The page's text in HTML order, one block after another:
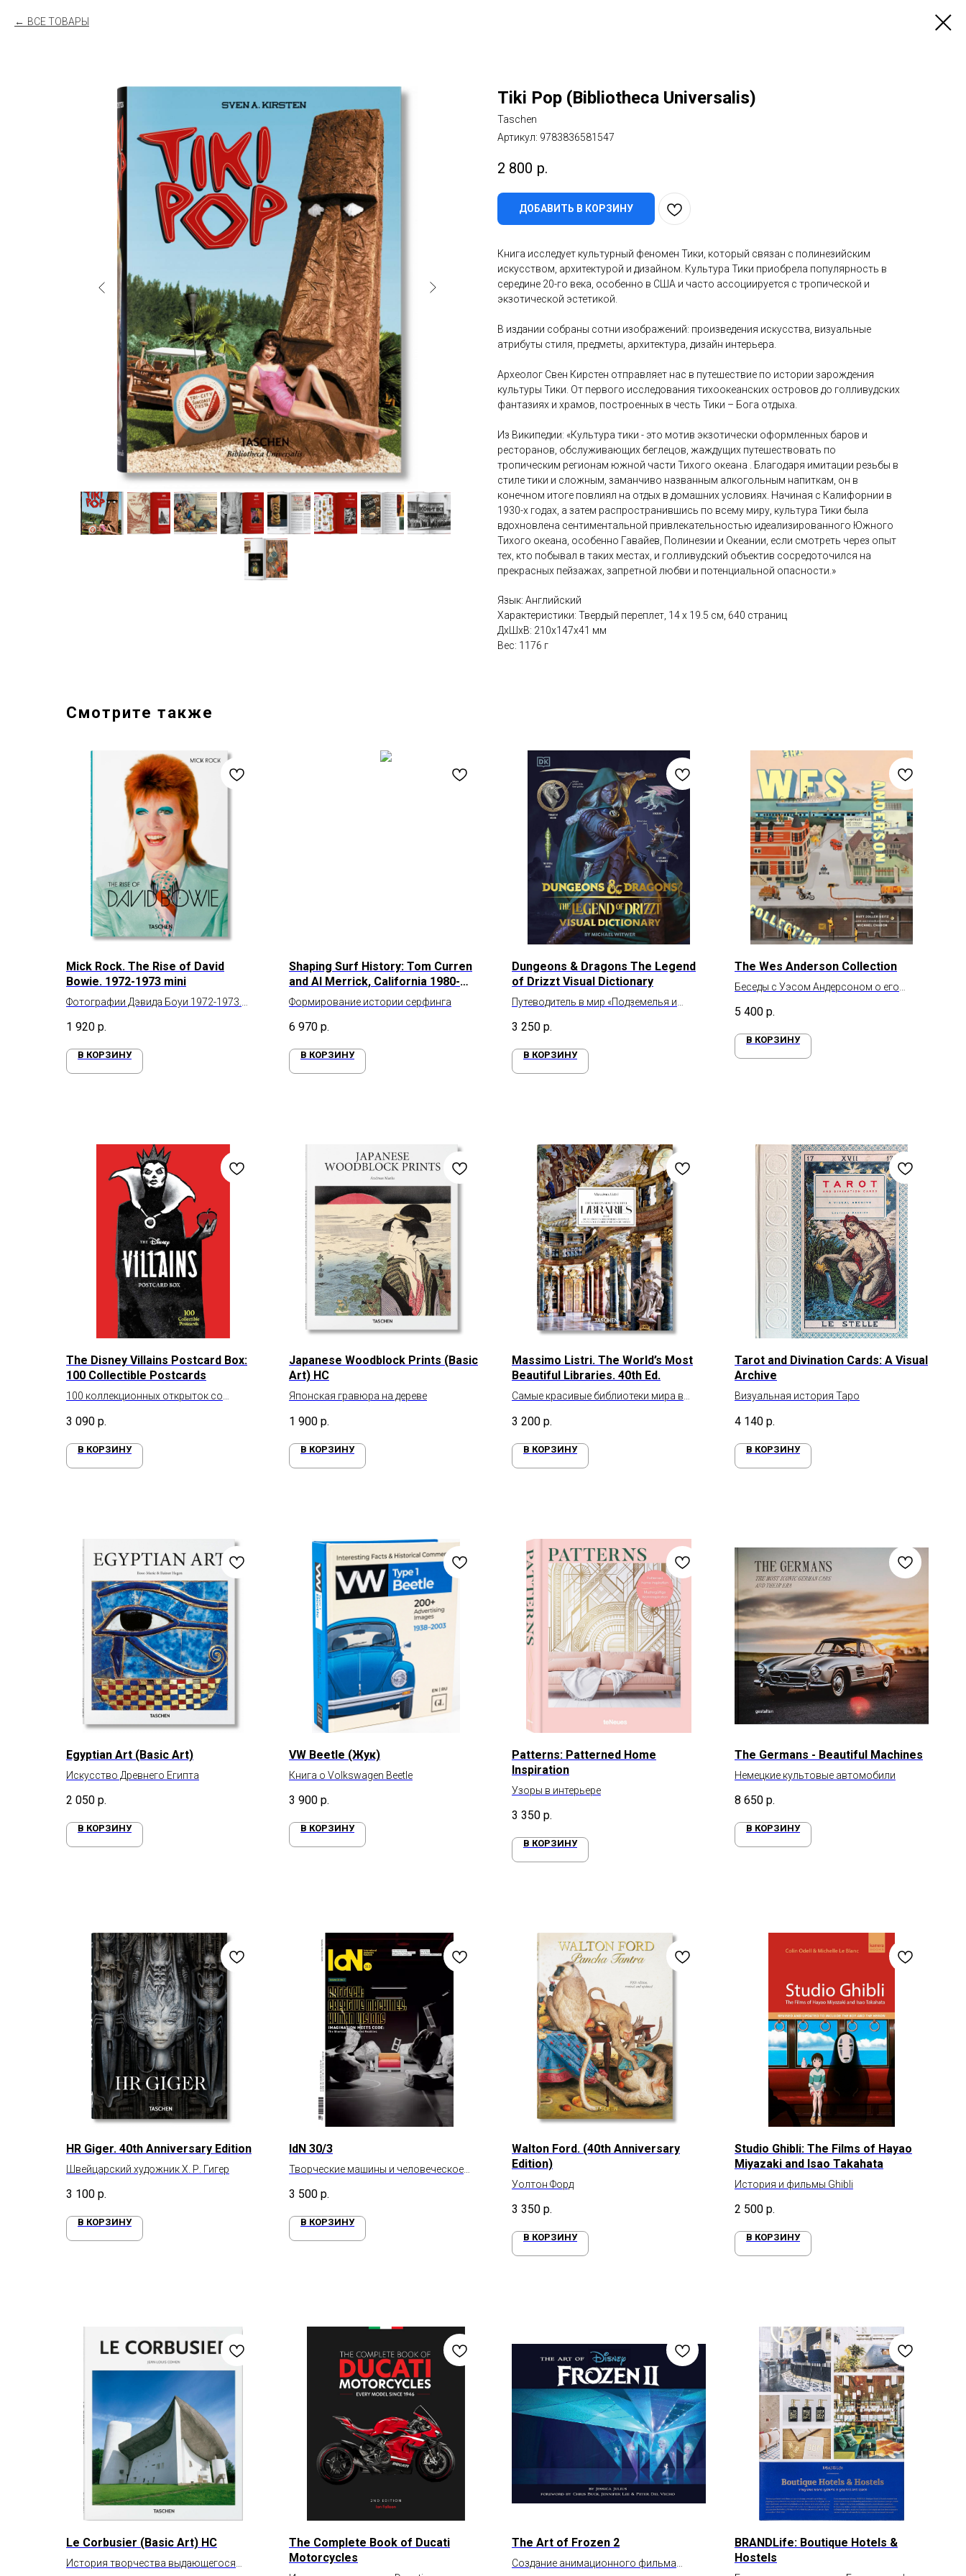
ВСЕ ТОВАРЫ
Tiki Pop (Bibliotheca Universalis)
Taschen
Артикул: 9783836581547
2 800 р.
ДОБАВИТЬ В КОРЗИНУ
Книга исследует культурный феномен Тики, который связан с полинезийским
искусством, архитектурой и дизайном. Культура Тики приобрела популярность в
середине 20-го века, особенно в США и часто ассоциируется с тропической и
экзотической эстетикой.
В издании собраны сотни изображений: произведения искусства, визуальные
атрибуты стиля, предметы, архитектура, дизайн интерьера.
Археолог Свен Кирстен отправляет нас в путешествие по истории зарождения
культуры Тики. От первого исследования тихоокеанских островов до голливудских
фантазиях и храмов, построенных в честь Тики – Бога отдыха.
Из Википедии: «Культура тики - это мотив экзотически оформленных баров и
ресторанов, обслуживающих беглецов, жаждущих путешествовать по
тропическим регионам южной части Тихого океана . Благодаря имитации резьбы в
стиле тики и сложным, заманчиво названным алкогольным напиткам, он в
конечном итоге повлиял на отдых в домашних условиях. Начиная с Калифорнии в
1930-х годах, а затем распространившись по всему миру, культура Тики была
вдохновлена сентиментальной привлекательностью идеализированного Южного
Тихого океана, особенно Гавайев, Полинезии и Океании, если смотреть через опыт
тех, кто побывал в таких местах, и голливудский объектив сосредоточился на
прекрасных пейзажах, запретной любви и потенциальной опасности.»
Язык: Английский
Характеристики: Твердый переплет, 14 х 19.5 см, 640 страниц
ДxШxВ: 210x147x41 мм
Вес: 1176 г
Смотрите также
Mick Rock. The Rise of David
Bowie. 1972-1973 mini
Фотографии Дэвида Боуи 1972-1973.
1 920 р.
В КОРЗИНУ
Shaping Surf History: Tom Curren
and Al Merrick, California 1980-
1983
Формирование истории серфинга
6 970 р.
В КОРЗИНУ
Dungeons & Dragons The Legend
of Drizzt Visual Dictionary
Путеводитель в мир «Подземелья и
3 250 р.
В КОРЗИНУ
The Wes Anderson Collection
Беседы с Уэсом Андерсоном о его
5 400 р.
В КОРЗИНУ
The Disney Villains Postcard Box:
100 Collectible Postcards
100 коллекционных открыток со
3 090 р.
В КОРЗИНУ
Japanese Woodblock Prints (Basic
Art) HC
Японская гравюра на дереве
1 900 р.
В КОРЗИНУ
Massimo Listri. The World’s Most
Beautiful Libraries. 40th Ed.
Самые красивые библиотеки мира в
3 200 р.
В КОРЗИНУ
Tarot and Divination Cards: A Visual
Archive
Визуальная история Таро
4 140 р.
В КОРЗИНУ
Egyptian Art (Basic Art)
Искусство Древнего Египта
2 050 р.
В КОРЗИНУ
VW Beetle (Жук)
Книга о Volkswagen Beetle
3 900 р.
В КОРЗИНУ
Patterns: Patterned Home
Inspiration
Узоры в интерьере
3 350 р.
В КОРЗИНУ
The Germans - Beautiful Machines
Немецкие культовые автомобили
8 650 р.
В КОРЗИНУ
HR Giger. 40th Anniversary Edition
Швейцарский художник Х. Р. Гигер
3 100 р.
В КОРЗИНУ
IdN 30/3
Творческие машины и человеческое
3 500 р.
В КОРЗИНУ
Walton Ford. (40th Anniversary
Edition)
Уолтон Форд
3 350 р.
В КОРЗИНУ
Studio Ghibli: The Films of Hayao
Miyazaki and Isao Takahata
История и фильмы Ghibli
2 500 р.
В КОРЗИНУ
Le Corbusier (Basic Art) HC
История творчества выдающегося
The Complete Book of Ducati
Motorcycles
The Art of Frozen 2
Создание анимационного фильма
BRANDLife: Boutique Hotels &
Hostels